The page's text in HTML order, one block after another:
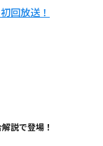
回放送！
説で登場！